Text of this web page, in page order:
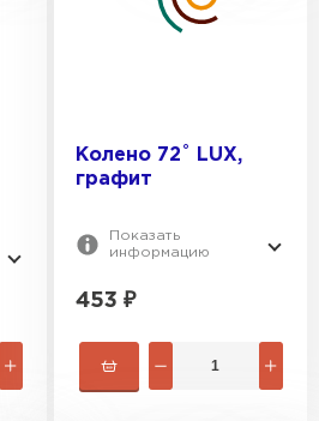
Колено 72˚ LUX,
графит
Показать
информацию
453 ₽